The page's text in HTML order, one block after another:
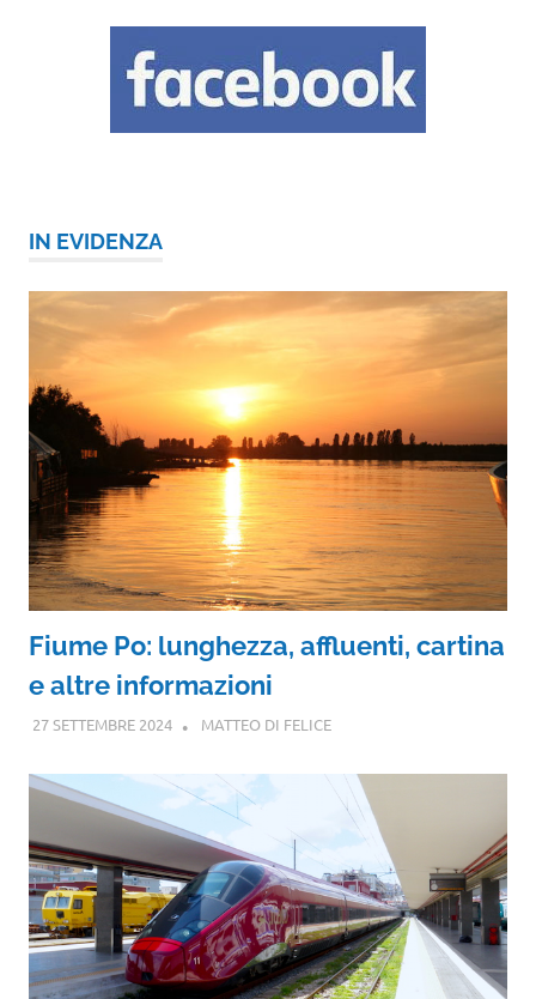
IN EVIDENZA
Fiume Po: lunghezza, affluenti, cartina
e altre informazioni
27 SETTEMBRE 2024 MATTEO DI FELICE